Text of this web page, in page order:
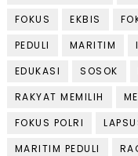
FOKUS
EKBIS
PEDULI
MARITIM
EDUKASI
SOSOK
RAKYAT MEMILIH
FOKUS POLRI
MARITIM PEDULI